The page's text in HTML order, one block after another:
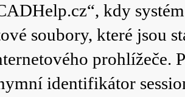
kdy
soubory, které jsou
prohlížeče.
identifikátor